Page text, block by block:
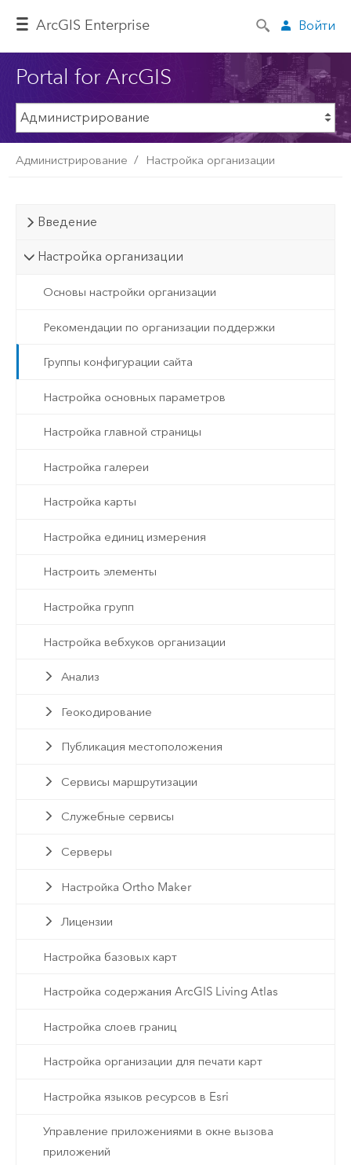
ArcGIS Enterprise Войти
Portal for ArcGIS
Администрирование Настройка организации
Введение
Настройка организации
Основы настройки организации
Рекомендации по организации поддержки
Группы конфигурации сайта
Настройка основных параметров
Настройка главной страницы
Настройка галереи
Настройка карты
Настройка единиц измерения
Настроить элементы
Настройка групп
Настройка вебхуков организации
Анализ
Геокодирование
Публикация местоположения
Сервисы маршрутизации
Служебные сервисы
Серверы
Настройка Ortho Maker
Лицензии
Настройка базовых карт
Настройка содержания ArcGIS Living Atlas
Настройка слоев границ
Настройка организации для печати карт
Настройка языков ресурсов в Esri
Управление приложениями в окне вызова
приложений